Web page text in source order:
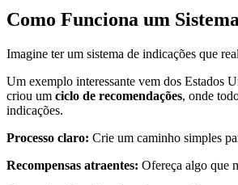
Como Funciona um
Imagine ter um sistema de indicações que
Um exemplo interessante vem dos Estados
criou um ciclo de recomendações, onde
indicações.
Processo claro: Crie um caminho simples
Recompensas atraentes: Ofereça algo que